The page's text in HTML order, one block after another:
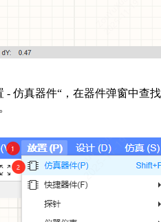
- 仿真器件“，在器件弹窗中查